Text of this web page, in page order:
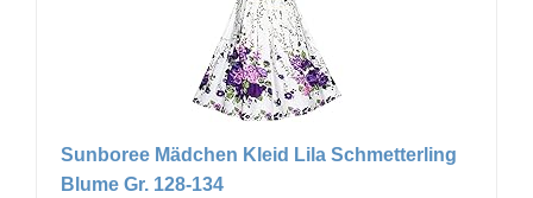
Sunboree Mädchen Kleid Lila Schmetterling
Blume Gr. 128-134